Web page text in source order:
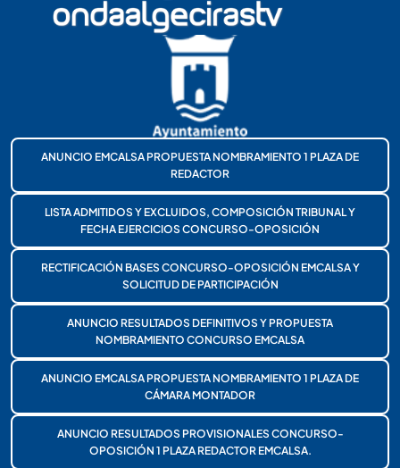
ANUNCIO EMCALSA PROPUESTA NOMBRAMIENTO 1 PLAZA DE
REDACTOR
LISTA ADMITIDOS Y EXCLUIDOS, COMPOSICIÓN TRIBUNAL Y
FECHA EJERCICIOS CONCURSO-OPOSICIÓN
RECTIFICACIÓN BASES CONCURSO-OPOSICIÓN EMCALSA Y
SOLICITUD DE PARTICIPACIÓN
ANUNCIO RESULTADOS DEFINITIVOS Y PROPUESTA
NOMBRAMIENTO CONCURSO EMCALSA
ANUNCIO EMCALSA PROPUESTA NOMBRAMIENTO 1 PLAZA DE
CÁMARA MONTADOR
ANUNCIO RESULTADOS PROVISIONALES CONCURSO-
OPOSICIÓN 1 PLAZA REDACTOR EMCALSA.